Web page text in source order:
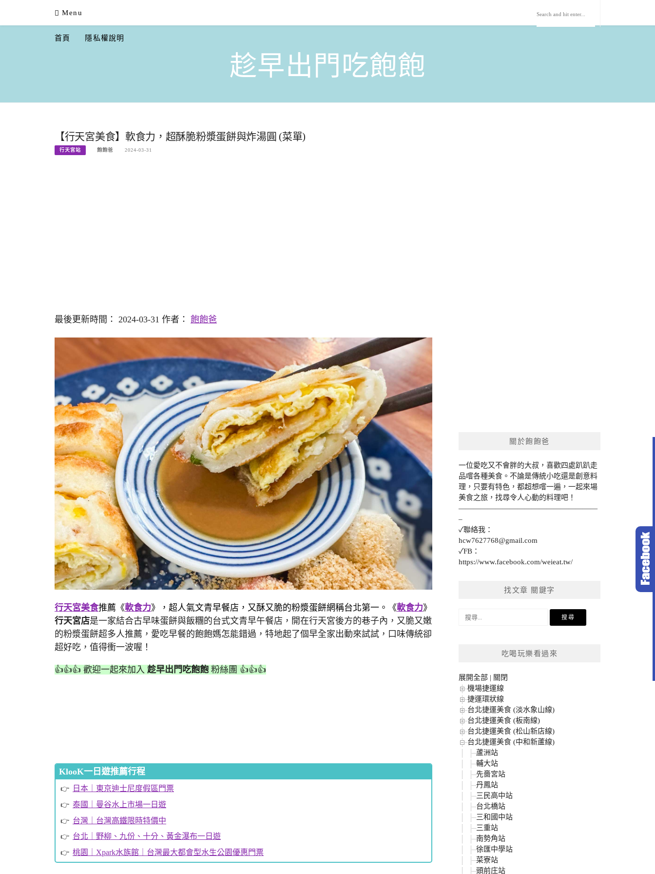
content
Menu
首頁 隱私權說明
趁早出門吃飽飽
【行天宮美食】軟食力，超酥脆粉漿蛋餅與炸湯圓 (菜單)
行天宮站 飽飽爸 2024-03-31
最後更新時間： 2024-03-31 作者： 飽飽爸
行天宮美食推薦《軟食力》，超人氣文青早餐店，又酥又脆的粉漿蛋餅網稱台北第一。《軟食力》
行天宮店是一家結合古早味蛋餅與飯糰的台式文青早午餐店，開在行天宮後方的巷子內，又脆又嫩
的粉漿蛋餅超多人推薦，愛吃早餐的飽飽媽怎能錯過，特地起了個早全家出動來試試，口味傳統卻
超好吃，值得衝一波喔！
👍👍👍 歡迎一起來加入 趁早出門吃飽飽 粉絲團 👍👍👍
KlooK一日遊推薦行程
日本｜東京迪士尼度假區門票
泰國｜曼谷水上市場一日遊
台灣｜台灣高鐵限時特價中
台北｜野柳、九份、十分、黃金瀑布一日遊
桃園｜Xpark水族館｜台灣最大都會型水生公園優惠門票
關於飽飽爸
一位愛吃又不會胖的大叔，喜歡四處趴趴走
品嚐各種美食。不論是傳統小吃還是創意料
理，只要有特色，都超想嚐一遍，一起來場
美食之旅，找尋令人心動的料理吧！
———————————————————
–
✓聯絡我：
hcw7627768@gmail.com
✓FB：
https://www.facebook.com/weieat.tw/
找文章 關鍵字
搜
吃喝玩樂看過來
展開全部 | 關閉
機場捷運線
捷運環狀線
台北捷運美食 (淡水象山線)
台北捷運美食 (板南線)
台北捷運美食 (松山新店線)
台北捷運美食 (中和新蘆線)
蘆洲站
輔大站
先嗇宮站
丹鳳站
三民高中站
台北橋站
三和國中站
三重站
南勢角站
徐匯中學站
菜寮站
頭前庄站